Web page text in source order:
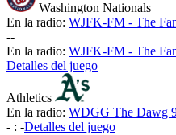
Washington Nationals
En la radio: WJFK-FM - The
--
En la radio: WJFK-FM - The
Detalles del juego
Athletics
En la radio: WDGG The Dawg
- : -Detalles del juego